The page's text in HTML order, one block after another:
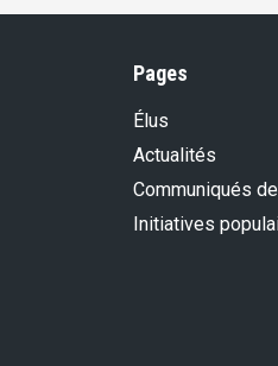
Pages
Élus
Actualités
Communiqués
Initiatives